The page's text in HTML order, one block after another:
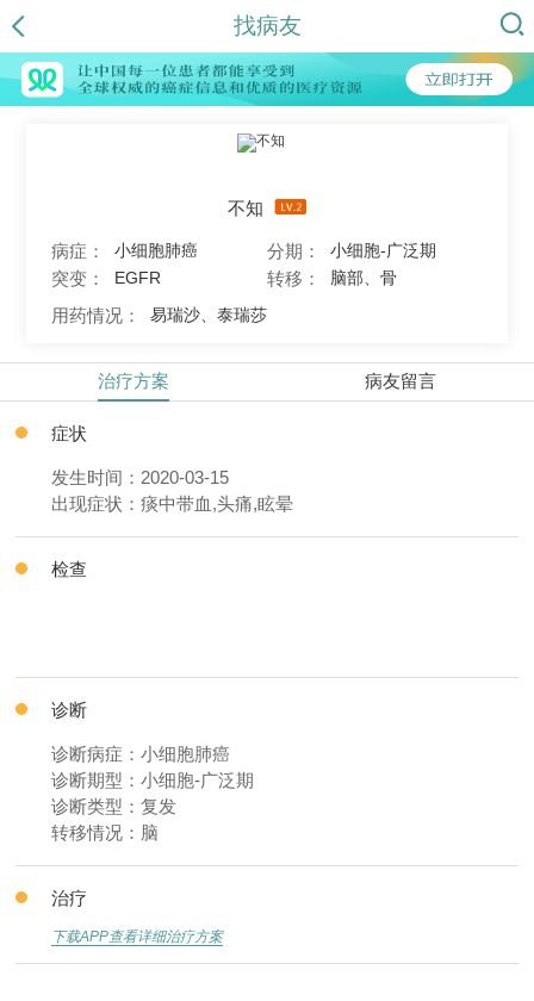
找病友
不知
病症： 小细胞肺癌 分期： 小细胞-广泛期
突变： EGFR 转移： 脑部、骨
用药情况： 易瑞沙、泰瑞莎
治疗方案 病友留言
症状
发生时间：2020-03-15
出现症状：痰中带血,头痛,眩晕
检查
诊断
诊断病症：小细胞肺癌
诊断期型：小细胞-广泛期
诊断类型：复发
转移情况：脑
治疗
下载APP查看详细治疗方案